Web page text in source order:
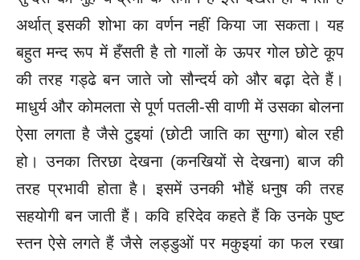
अर्थात् इसकी शोभा का वर्णन नहीं किया जा सकता। यह
बहुत मन्द रूप में हँसती है तो गालों के ऊपर गोल छोटे कूप
की तरह गड्ढे बन जाते जो सौन्दर्य को और बढ़ा देते हैं।
माधुर्य और कोमलता से पूर्ण पतली-सी वाणी में उसका बोलना
ऐसा लगता है जैसे टुइयां (छोटी जाति का सुग्गा) बोल रही
हो। उनका तिरछा देखना (कनखियों से देखना) बाज की
तरह प्रभावी होता है। इसमें उनकी भौहें धनुष की तरह
सहयोगी बन जाती हैं। कवि हरिदेव कहते हैं कि उनके पुष्ट
स्तन ऐसे लगते हैं जैसे लड्डुओं पर मकुइयां का फल रखा